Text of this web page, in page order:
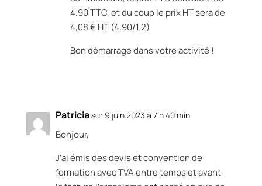
4.90 TTC, et du coup le prix HT sera de
4,08 € HT (4.90/1.2)
Bon démarrage dans votre activité !
Patriciasur 9 juin 2023 à 7 h 40 min
Bonjour,
J’ai émis des devis et convention de
formation avec TVA entre temps et avant